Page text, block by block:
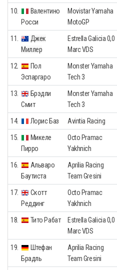
10.
Валентино
Росси
Movistar Yamaha
MotoGP
11.
Джек
Миллер
Estrella Galicia 0,0
Marc VDS
12.
Пол
Эспаргаро
Monster Yamaha
Tech 3
13.
Брэдли
Смит
Monster Yamaha
Tech 3
14. Лорис Баз Avintia Racing
15.
Микеле
Пирро
Octo Pramac
Yakhnich
16.
Альваро
Баутиста
Aprilia Racing
Team Gresini
17.
Скотт
Реддинг
Octo Pramac
Yakhnich
18. Тито Рабат
Estrella Galicia 0,0
Marc VDS
19.
Штефан
Брадль
Aprilia Racing
Team Gresini